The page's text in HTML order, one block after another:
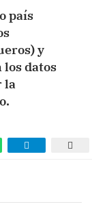
país
y
los datos
la